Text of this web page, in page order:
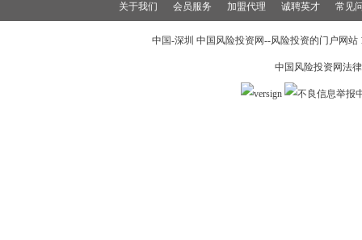
关于我们 会员服务 加盟代理 诚聘英才 常见
中国-深圳 中国风险投资网--风险投资的门户网
中国风险投资网法